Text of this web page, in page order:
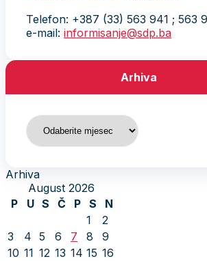
Telefon: +387 (33) 563 941 ; 563
e-mail: informisanje@sdp.ba
Arhiva
Arhiva
Arhiva
August 2026
P
U S Č P S
N
1
2
3
4 5 6 7 8
9
10 11 12 13 14 15 16